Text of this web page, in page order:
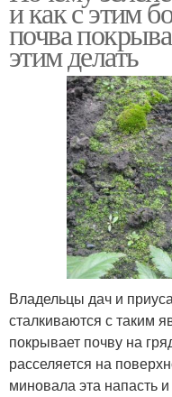
и как с этим
почва
этим делать
Владельцы дач и
сталкиваются с таким
покрывает почву на
расселяется на
миновала эта напасть